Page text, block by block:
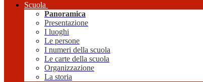
Scuola
Panoramica
Presentazione
I luoghi
Le persone
I numeri della scuola
Le carte della scuola
Organizzazione
La storia